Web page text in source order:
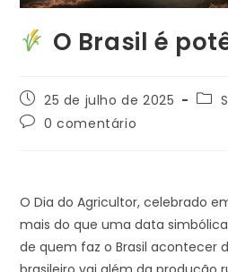
O Brasil é
25 de julho de 2025
0 comentário
O Dia do Agricultor, celebrado
mais do que uma data
de quem faz o Brasil acontecer